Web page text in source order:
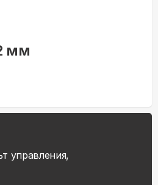
мм
управления,